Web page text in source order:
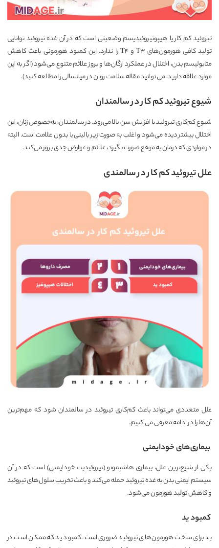
تیروئید کم کار یا هیپوتیروئیدیسم وضعیتی است که در آن غده تیروئید توانایی
تولید کافی هورمون‌های T3 و T4 را ندارد. این کمبود هورمونی باعث کاهش
متابولیسم بدن، اختلال در عملکرد ارگان‌ها و بروز علائم متنوع می‌شود (اگر به این
موارد علاقه دارید، می توانید مقالهسلامت روان در میانسالیرا مطالعه کنید).
شیوع تیروئید کم کار در سالمندان
شیوع کم‌کاری تیروئید با افزایش سن بالا می‌رود. در سالمندان، به‌خصوص زنان، این
اختلال بیشتر دیده می‌شود و اغلب به صورت زیر بالینی یا بدون علامت است. البته
در مواردی که درمان به موقع صورت نگیرد، علائم و عوارض جدی بروز می‌کند.
علل تیروئید کم کار در سالمندی
علل متعددی می‌تواند باعث کم‌کاری تیروئید در سالمندان شود که مهم‌ترین
آن‌ها را در ادامه معرفی می کنیم.
بیماری‌های خودایمنی
یکی از شایع‌ترین علل، بیماری هاشیموتو (تیروئیدیت خودایمنی) است که در آن
سیستم ایمنی بدن به غده تیروئید حمله می‌کند و باعث تخریب سلول‌های تیروئید
و کاهش تولید هورمون می‌شود.
کمبود ید
ید برای ساخت هورمون‌های تیروئید ضروری است. کمبود ید که ممکن است در